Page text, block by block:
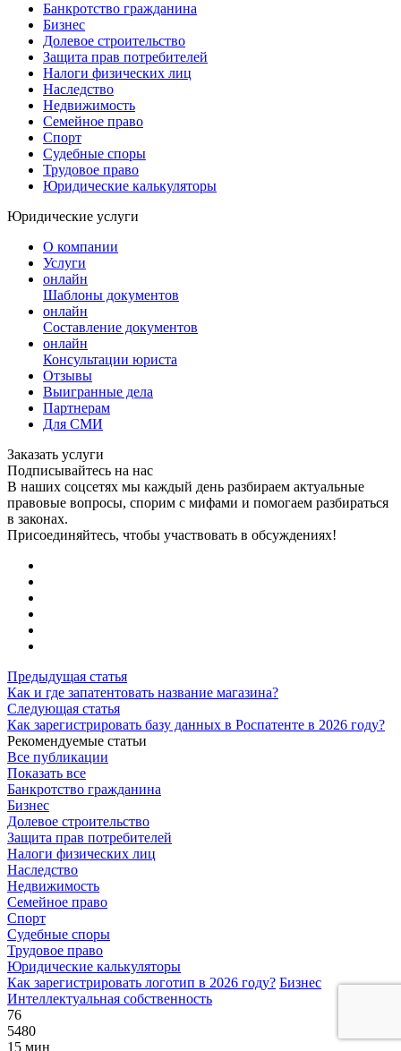
Банкротство гражданина
Бизнес
Долевое строительство
Защита прав потребителей
Налоги физических лиц
Наследство
Недвижимость
Семейное право
Спорт
Судебные споры
Трудовое право
Юридические калькуляторы
Юридические услуги
О компании
Услуги
онлайн
Шаблоны документов
онлайн
Составление документов
онлайн
Консультации юриста
Отзывы
Выигранные дела
Партнерам
Для СМИ
Заказать услуги
Подписывайтесь на нас
В наших соцсетях мы каждый день разбираем актуальные
правовые вопросы, спорим с мифами и помогаем разбираться
в законах.
Присоединяйтесь, чтобы участвовать в обсуждениях!
Предыдущая статья
Как и где запатентовать название магазина?
Следующая статья
Как зарегистрировать базу данных в Роспатенте в 2026 году?
Рекомендуемые статьи
Все публикации
Показать все
Банкротство гражданина
Бизнес
Долевое строительство
Защита прав потребителей
Налоги физических лиц
Наследство
Недвижимость
Семейное право
Спорт
Судебные споры
Трудовое право
Юридические калькуляторы
Как зарегистрировать логотип в 2026 году? Бизнес
Интеллектуальная собственность
76
5480
15 мин